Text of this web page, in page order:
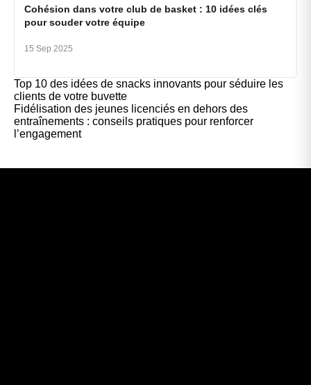
Cohésion dans votre club de basket : 10 idées clés
pour souder votre équipe
15 Sep 2025
Top 10 des idées de snacks innovants pour séduire les
clients de votre buvette
Fidélisation des jeunes licenciés en dehors des
entraînements : conseils pratiques pour renforcer
l’engagement